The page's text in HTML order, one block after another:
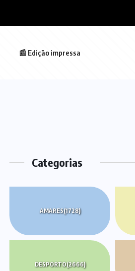
📰 Edição impressa
Categorias
AMARES(1728)
DESPORTO(2666)